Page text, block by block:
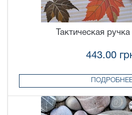
Тактическая
443.00